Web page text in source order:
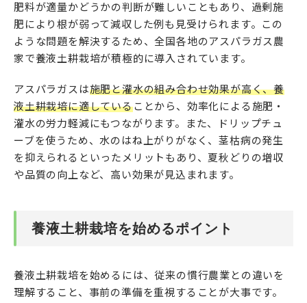
肥料が適量かどうかの判断が難しいこともあり、過剰施
肥により根が弱って減収した例も見受けられます。この
ような問題を解決するため、全国各地のアスパラガス農
家で養液土耕栽培が積極的に導入されています。
アスパラガスは施肥と灌水の組み合わせ効果が高く、養
液土耕栽培に適していることから、効率化による施肥・
灌水の労力軽減にもつながります。また、ドリップチュ
ーブを使うため、水のはね上がりがなく、茎枯病の発生
を抑えられるといったメリットもあり、夏秋どりの増収
や品質の向上など、高い効果が見込まれます。
養液土耕栽培を始めるポイント
養液土耕栽培を始めるには、従来の慣行農業との違いを
理解すること、事前の準備を重視することが大事です。